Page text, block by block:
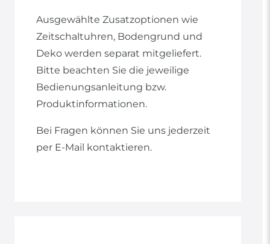
Ausgewählte Zusatzoptionen wie
Zeitschaltuhren, Bodengrund und
Deko werden separat mitgeliefert.
Bitte beachten Sie die jeweilige
Bedienungsanleitung bzw.
Produktinformationen.
Bei Fragen können Sie uns jederzeit
per E-Mail kontaktieren.